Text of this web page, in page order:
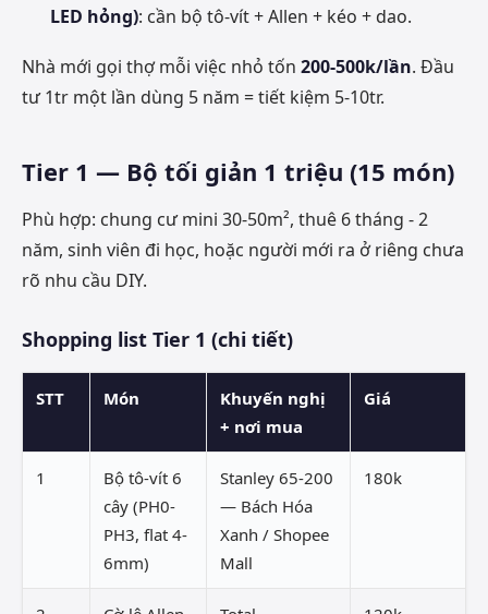
LED hỏng): cần bộ tô-vít + Allen + kéo + dao.
Nhà mới gọi thợ mỗi việc nhỏ tốn 200-500k/lần. Đầu
tư 1tr một lần dùng 5 năm = tiết kiệm 5-10tr.
Tier 1 — Bộ tối giản 1 triệu (15 món)
Phù hợp: chung cư mini 30-50m², thuê 6 tháng - 2
năm, sinh viên đi học, hoặc người mới ra ở riêng chưa
rõ nhu cầu DIY.
Shopping list Tier 1 (chi tiết)
STT Món
Khuyến nghị
+ nơi mua
Giá
1
Bộ tô-vít 6
cây (PH0-
PH3, flat 4-
6mm)
Stanley 65-200
— Bách Hóa
Xanh / Shopee
Mall
180k